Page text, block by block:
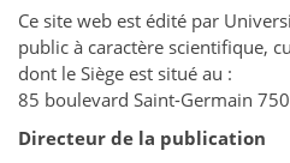
Ce site web est édité par
public à caractère scientifique,
dont le Siège est situé au :
85 boulevard Saint-Germain
Directeur de la publication